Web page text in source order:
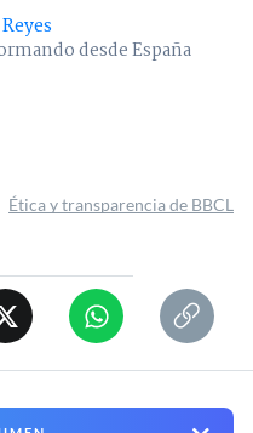
desde España
Ética y transparencia de BBCL